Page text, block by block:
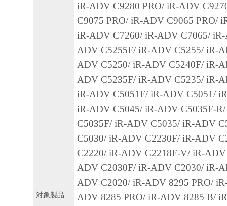
(2) お客様は、「本ソフトウェア」の全部
正、改変、逆コンパイル、逆アセンブル、
エンジニアリング等することはできません
このような行為をさせてはなりません。
「本ソフトウェア」に係る権原および所有
によりキヤノンまたはキヤノンのライセン
しくは削除してはなりません。
対象製品
iR-ADV C9280 PRO/ iR-ADV
C9075 PRO/ iR-ADV C9065 PRO/
iR-ADV C7260/ iR-ADV C7065/
ADV C5255F/ iR-ADV C5255/ iR-
ADV C5250/ iR-ADV C5240F/ iR-
ADV C5235F/ iR-ADV C5235/ iR-
iR-ADV C5051F/ iR-ADV C5051/
iR-ADV C5045/ iR-ADV C5035F-
C5035F/ iR-ADV C5035/ iR-ADV
C5030/ iR-ADV C2230F/ iR-ADV
C2220/ iR-ADV C2218F-V/ iR-
ADV C2030F/ iR-ADV C2030/ iR-
ADV C2020/ iR-ADV 8295 PRO/
ADV 8285 PRO/ iR-ADV 8285 B/